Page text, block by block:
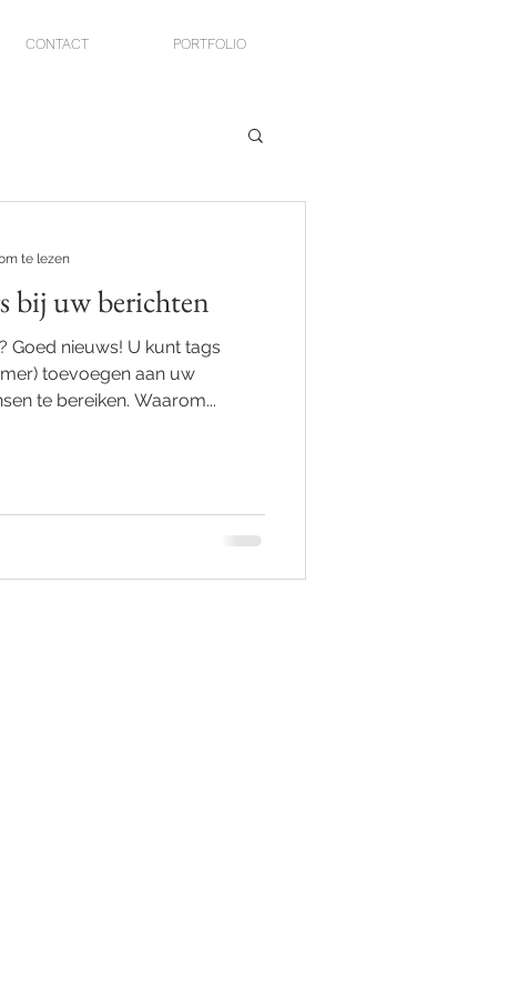
CONTACT PORTFOLIO
bij uw berichten
Goed nieuws! U kunt tags
toevoegen aan uw
te bereiken. Waarom...
te lezen